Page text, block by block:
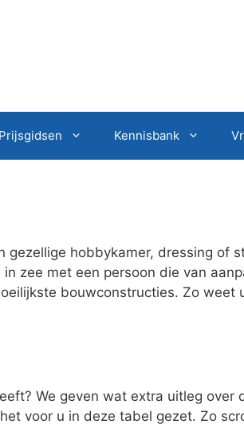
Prijsgidsen Kennisbank
hobbykamer, dressing of
zee met een persoon die van
bouwconstructies. Zo weet
We geven wat extra uitleg over
voor u in deze tabel gezet. Zo